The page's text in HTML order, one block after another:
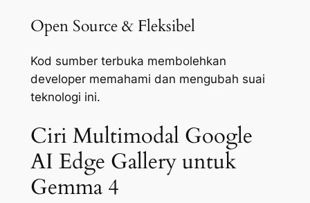
Open Source & Fleksibel
Kod sumber terbuka membolehkan
developer memahami dan mengubah suai
teknologi ini.
Ciri Multimodal Google
AI Edge Gallery untuk
Gemma 4